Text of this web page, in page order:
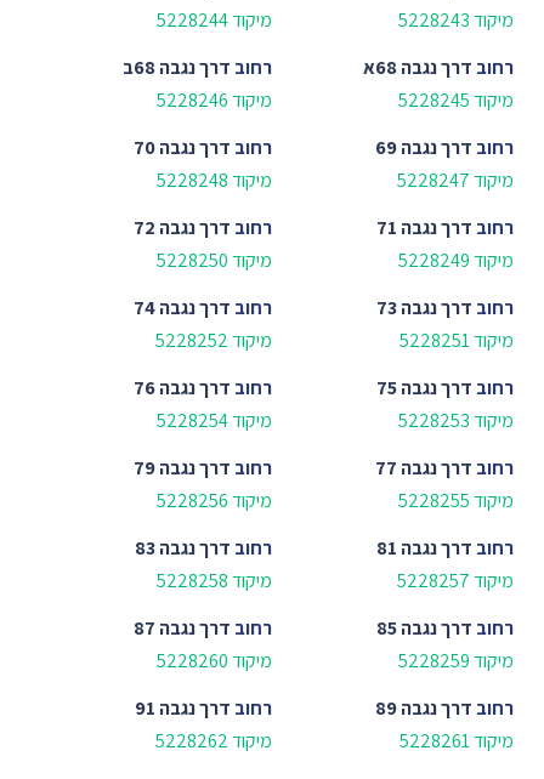
מיקוד 5228243
מיקוד 5228244
רחוב דרך נגבה 68א
מיקוד 5228245
רחוב דרך נגבה 68ב
מיקוד 5228246
רחוב דרך נגבה 69
מיקוד 5228247
רחוב דרך נגבה 70
מיקוד 5228248
רחוב דרך נגבה 71
מיקוד 5228249
רחוב דרך נגבה 72
מיקוד 5228250
רחוב דרך נגבה 73
מיקוד 5228251
רחוב דרך נגבה 74
מיקוד 5228252
רחוב דרך נגבה 75
מיקוד 5228253
רחוב דרך נגבה 76
מיקוד 5228254
רחוב דרך נגבה 77
מיקוד 5228255
רחוב דרך נגבה 79
מיקוד 5228256
רחוב דרך נגבה 81
מיקוד 5228257
רחוב דרך נגבה 83
מיקוד 5228258
רחוב דרך נגבה 85
מיקוד 5228259
רחוב דרך נגבה 87
מיקוד 5228260
רחוב דרך נגבה 89
מיקוד 5228261
רחוב דרך נגבה 91
מיקוד 5228262